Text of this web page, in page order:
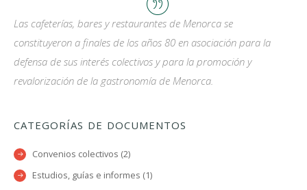
Las cafeterías, bares y restaurantes de Menorca se
constituyeron a finales de los años 80 en asociación para la
defensa de sus interés colectivos y para la promoción y
revalorización de la gastronomía de Menorca.
CATEGORÍAS DE DOCUMENTOS
Convenios colectivos (2)
Estudios, guías e informes (1)